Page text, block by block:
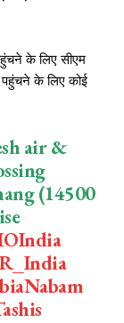
के लिए सीएम
पहुंचने के लिए कोई
air &
(14500